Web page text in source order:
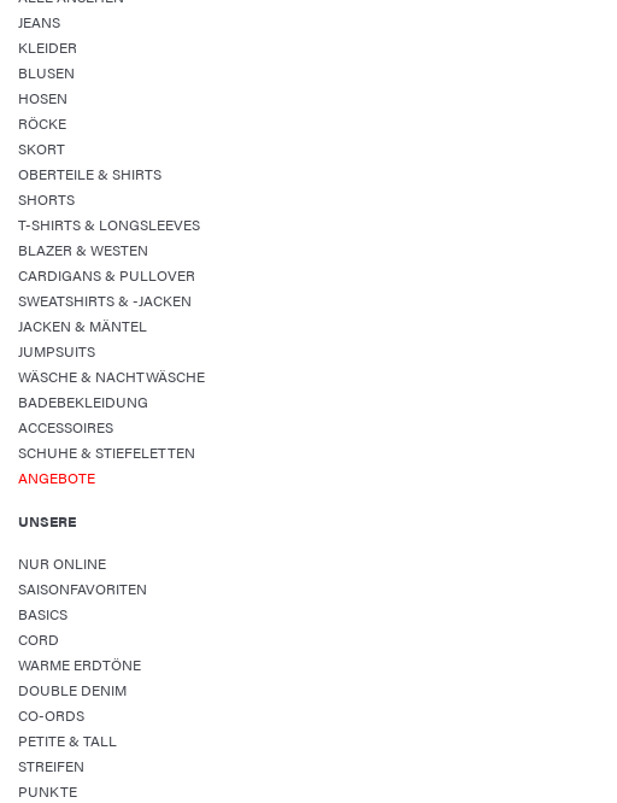
JEANS
KLEIDER
BLUSEN
HOSEN
RÖCKE
SKORT
OBERTEILE & SHIRTS
SHORTS
T-SHIRTS & LONGSLEEVES
BLAZER & WESTEN
CARDIGANS & PULLOVER
SWEATSHIRTS & -JACKEN
JACKEN & MÄNTEL
JUMPSUITS
WÄSCHE & NACHTWÄSCHE
BADEBEKLEIDUNG
ACCESSOIRES
SCHUHE & STIEFELETTEN
ANGEBOTE
UNSERE
NUR ONLINE
SAISONFAVORITEN
BASICS
CORD
WARME ERDTÖNE
DOUBLE DENIM
CO-ORDS
PETITE & TALL
STREIFEN
PUNKTE